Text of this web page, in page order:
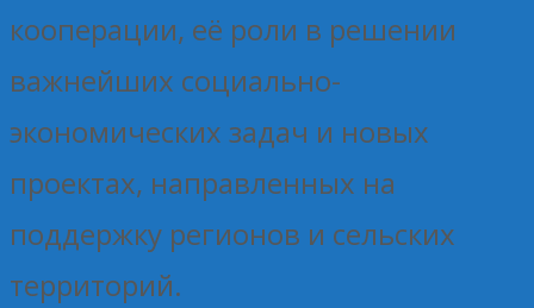
кооперации, её роли в решении
важнейших социально-
экономических задач и новых
проектах, направленных на
поддержку регионов и сельских
территорий.